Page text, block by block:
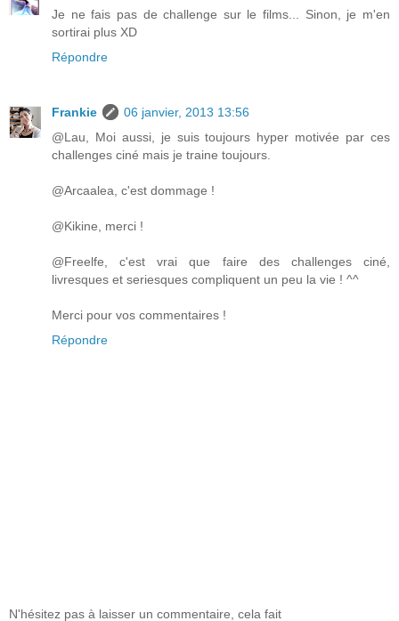
Je ne fais pas de challenge sur le films... Sinon, je m'en
sortirai plus XD
Répondre
Frankie
06 janvier, 2013 13:56
@Lau, Moi aussi, je suis toujours hyper motivée par ces
challenges ciné mais je traine toujours.
@Arcaalea, c'est dommage !
@Kikine, merci !
@Freelfe, c'est vrai que faire des challenges ciné,
livresques et seriesques compliquent un peu la vie ! ^^
Merci pour vos commentaires !
Répondre
N'hésitez pas à laisser un commentaire, cela fait